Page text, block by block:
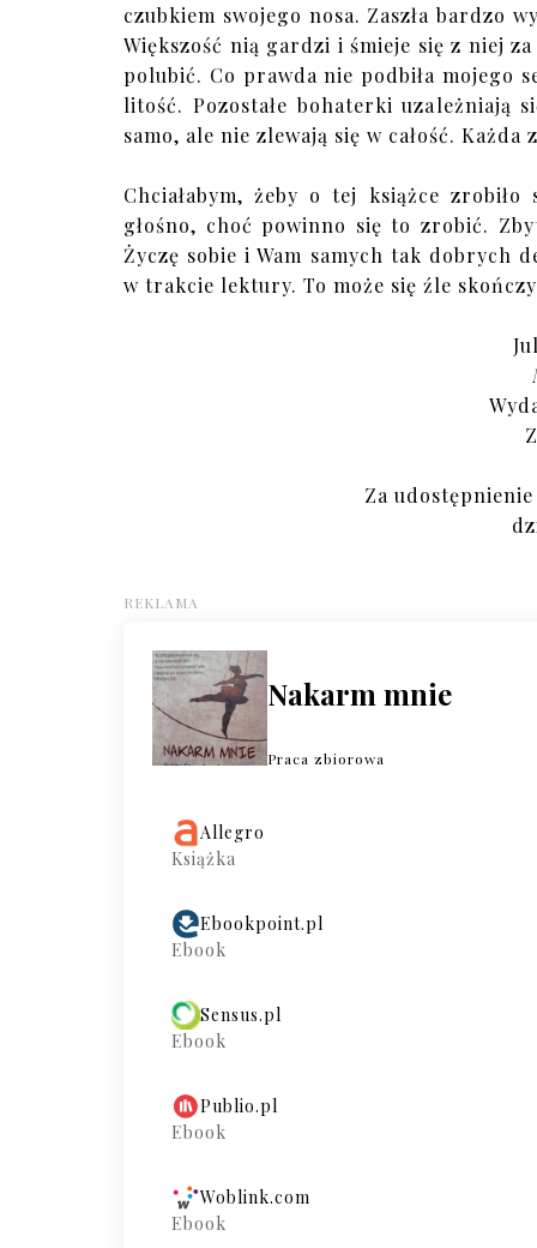
czubkiem swojego nosa. Zaszła bardzo
Większość nią gardzi i śmieje się z niej
polubić. Co prawda nie podbiła mojego
litość. Pozostałe bohaterki uzależniają
samo, ale nie zlewają się w całość.
Chciałabym, żeby o tej książce
głośno, choć powinno się to zrobić.
Życzę sobie i Wam samych tak dobrych
w trakcie lektury. To może się źle
Za